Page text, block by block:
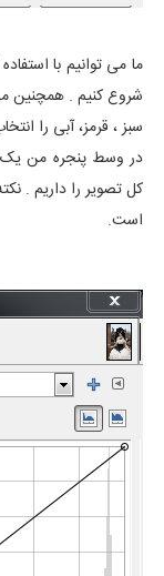
شروع کنیم . همچنین می
سبز ، قرمز، آبی را
کل تصویر را داریم .
است.